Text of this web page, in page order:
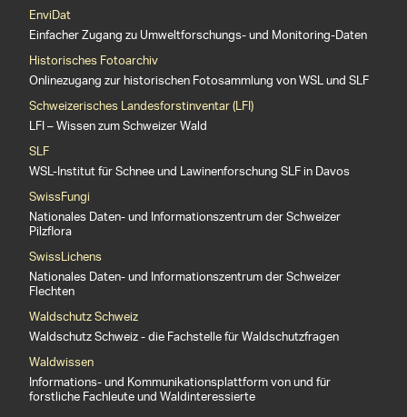
EnviDat
Einfacher Zugang zu Umweltforschungs- und Monitoring-Daten
Historisches Fotoarchiv
Onlinezugang zur historischen Fotosammlung von WSL und SLF
Schweizerisches Landesforstinventar (LFI)
LFI – Wissen zum Schweizer Wald
SLF
WSL-Institut für Schnee und Lawinenforschung SLF in Davos
SwissFungi
Nationales Daten- und Informationszentrum der Schweizer
Pilzflora
SwissLichens
Nationales Daten- und Informationszentrum der Schweizer
Flechten
Waldschutz Schweiz
Waldschutz Schweiz - die Fachstelle für Waldschutzfragen
Waldwissen
Informations- und Kommunikationsplattform von und für
forstliche Fachleute und Waldinteressierte